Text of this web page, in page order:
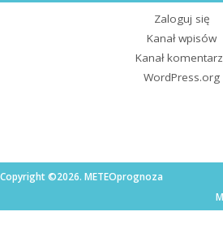
Zaloguj się
Kanał wpisów
Kanał
WordPress.org
Copyright ©2026. METEOprognoza